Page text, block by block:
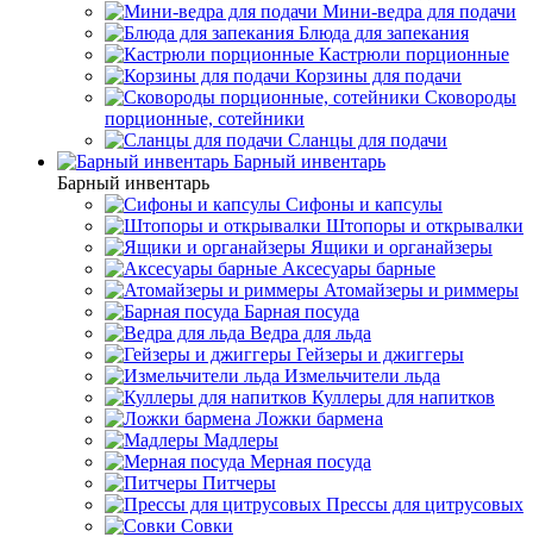
Мини-ведра для подачи
Блюда для запекания
Кастрюли порционные
Корзины для подачи
Сковороды
порционные, сотейники
Сланцы для подачи
Барный инвентарь
Барный инвентарь
Сифоны и капсулы
Штопоры и открывалки
Ящики и органайзеры
Аксесуары барные
Атомайзеры и риммеры
Барная посуда
Ведра для льда
Гейзеры и джиггеры
Измельчители льда
Куллеры для напитков
Ложки бармена
Мадлеры
Мерная посуда
Питчеры
Прессы для цитрусовых
Совки